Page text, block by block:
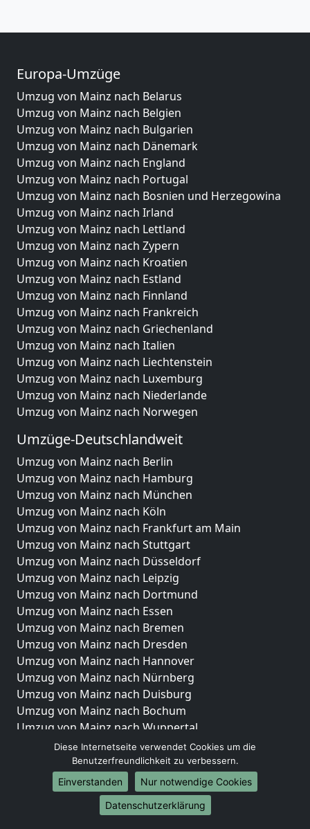
Europa-Umzüge
Umzug von Mainz nach Belarus
Umzug von Mainz nach Belgien
Umzug von Mainz nach Bulgarien
Umzug von Mainz nach Dänemark
Umzug von Mainz nach England
Umzug von Mainz nach Portugal
Umzug von Mainz nach Bosnien und Herzegowina
Umzug von Mainz nach Irland
Umzug von Mainz nach Lettland
Umzug von Mainz nach Zypern
Umzug von Mainz nach Kroatien
Umzug von Mainz nach Estland
Umzug von Mainz nach Finnland
Umzug von Mainz nach Frankreich
Umzug von Mainz nach Griechenland
Umzug von Mainz nach Italien
Umzug von Mainz nach Liechtenstein
Umzug von Mainz nach Luxemburg
Umzug von Mainz nach Niederlande
Umzug von Mainz nach Norwegen
Umzüge-Deutschlandweit
Umzug von Mainz nach Berlin
Umzug von Mainz nach Hamburg
Umzug von Mainz nach München
Umzug von Mainz nach Köln
Umzug von Mainz nach Frankfurt am Main
Umzug von Mainz nach Stuttgart
Umzug von Mainz nach Düsseldorf
Umzug von Mainz nach Leipzig
Umzug von Mainz nach Dortmund
Umzug von Mainz nach Essen
Umzug von Mainz nach Bremen
Umzug von Mainz nach Dresden
Umzug von Mainz nach Hannover
Umzug von Mainz nach Nürnberg
Umzug von Mainz nach Duisburg
Umzug von Mainz nach Bochum
Umzug von Mainz nach Wuppertal
Umzug von Mainz nach Bielefeld
Umzug von Mainz nach Bonn
Umzug von Mainz nach Münster
Internationale-Umzüge
Diese Internetseite verwendet Cookies um die
Benutzerfreundlichkeit zu verbessern.
Einverstanden
Nur notwendige Cookies
Datenschutzerklärung